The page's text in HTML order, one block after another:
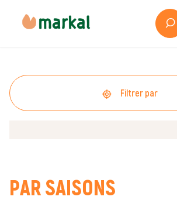
Filtrer par
PAR SAISONS